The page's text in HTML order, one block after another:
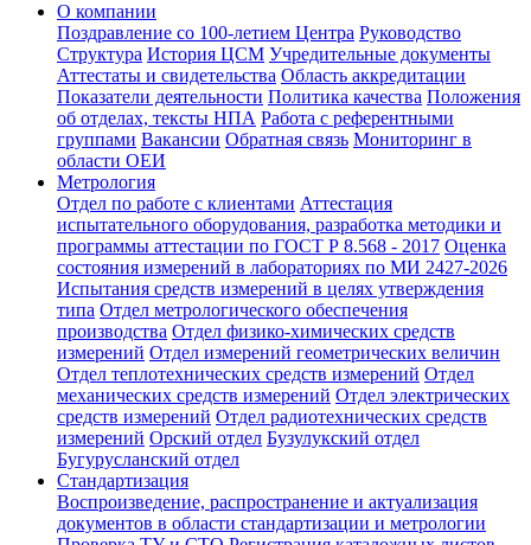
О компании
Поздравление со 100-летием Центра Руководство
Структура История ЦСМ Учредительные документы
Аттестаты и свидетельства Область аккредитации
Показатели деятельности Политика качества Положения
об отделах, тексты НПА Работа с референтными
группами Вакансии Обратная связь Мониторинг в
области ОЕИ
Метрология
Отдел по работе с клиентами Аттестация
испытательного оборудования, разработка методики и
программы аттестации по ГОСТ Р 8.568 - 2017 Оценка
состояния измерений в лабораториях по МИ 2427-2026
Испытания средств измерений в целях утверждения
типа Отдел метрологического обеспечения
производства Отдел физико-химических средств
измерений Отдел измерений геометрических величин
Отдел теплотехнических средств измерений Отдел
механических средств измерений Отдел электрических
средств измерений Отдел радиотехнических средств
измерений Орский отдел Бузулукский отдел
Бугурусланский отдел
Стандартизация
Воспроизведение, распространение и актуализация
документов в области стандартизации и метрологии